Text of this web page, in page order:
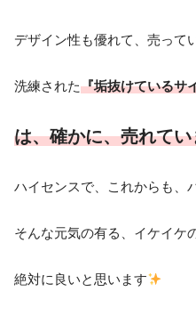
デザイン性も優れて、売って
洗練された『垢抜けているサ
は、確かに、売れてい
ハイセンスで、これからも、
そんな元気の有る、イケイケ
絶対に良いと思います